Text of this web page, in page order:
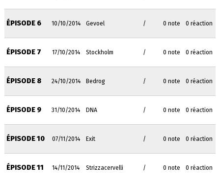
ÉPISODE 6 10/10/2014 Gevoel / 0 note 0 réaction
ÉPISODE 7 17/10/2014 Stockholm / 0 note 0 réaction
ÉPISODE 8 24/10/2014 Bedrog / 0 note 0 réaction
ÉPISODE 9 31/10/2014 DNA / 0 note 0 réaction
ÉPISODE 10 07/11/2014 Exit / 0 note 0 réaction
ÉPISODE 11 14/11/2014 Strizzacervelli / 0 note 0 réaction